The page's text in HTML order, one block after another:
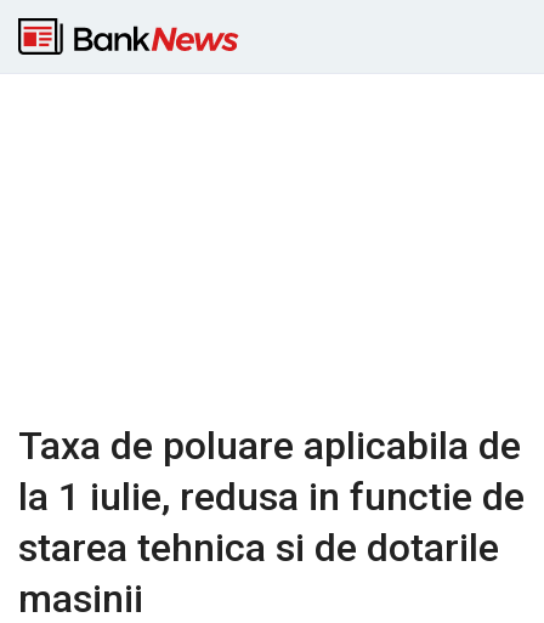
Taxa de poluare aplicabila de
la 1 iulie, redusa in functie de
starea tehnica si de dotarile
masinii